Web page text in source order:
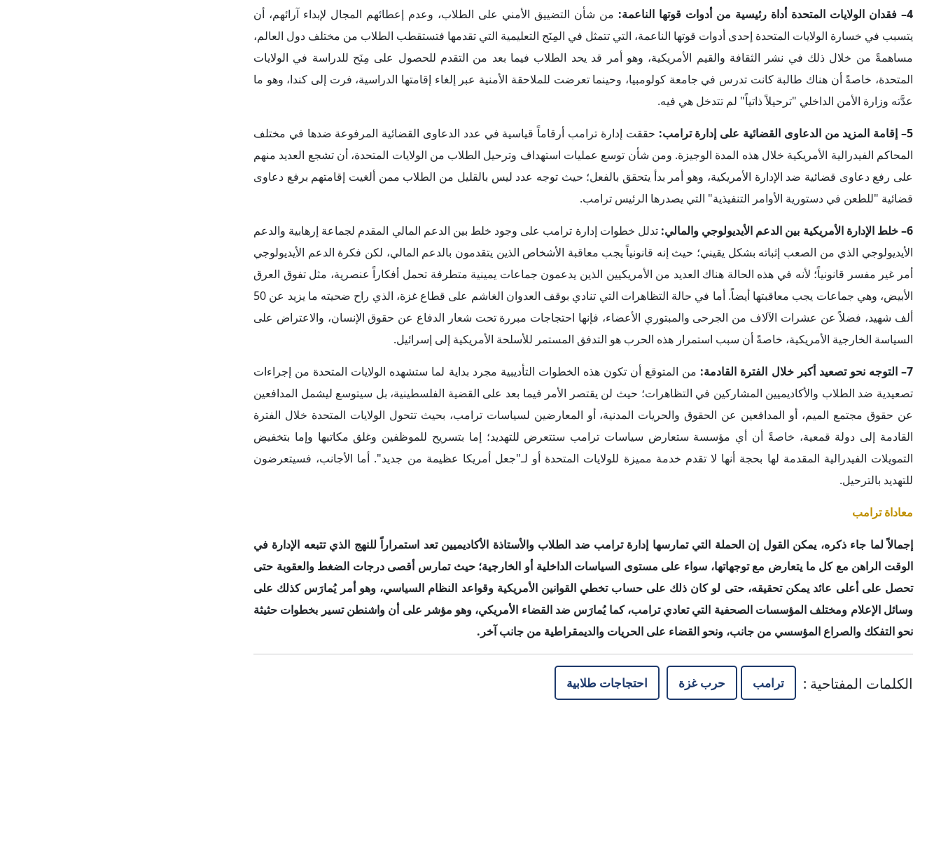
ألف شهيد، فضلاً عن عشرات الآلاف من الجرحى والمبتوري الأعضاء، فإنها احتجاجات مبررة تحت شعار الدفاع عن حقوق الإنسان، والاعتراض على
السياسة الخارجية الأمريكية، خاصةً أن سبب استمرار هذه الحرب هو التدفق المستمر للأسلحة الأمريكية إلى إسرائيل.
7– التوجه نحو تصعيد أكبر خلال الفترة القادمة:
من المتوقع أن تكون هذه الخطوات التأديبية مجرد بداية لما ستشهده الولايات المتحدة من إجراءات
تصعيدية ضد الطلاب والأكاديميين المشاركين في التظاهرات؛ حيث لن يقتصر الأمر فيما بعد على القضية الفلسطينية، بل سيتوسع ليشمل المدافعين
القادمة إلى دولة قمعية، خاصةً أن أي مؤسسة ستعارض سياسات ترامب ستتعرض للتهديد؛ إما بتسريح للموظفين وغلق مكاتبها وإما بتخفيض
التمويلات الفيدرالية المقدمة لها بحجة أنها لا تقدم خدمة مميزة للولايات المتحدة أو لـ"جعل أمريكا عظيمة من جديد". أما الأجانب، فسيتعرضون
للتهديد بالترحيل.
إجمالاً لما جاء ذكره، يمكن القول إن الحملة التي تمارسها إدارة ترامب ضد الطلاب والأستاذة الأكاديميين تعد استمراراً للنهج الذي تتبعه الإدارة في
الوقت الراهن مع كل ما يتعارض مع توجهاتها، سواء على مستوى السياسات الداخلية أو الخارجية؛ حيث تمارس أقصى درجات الضغط والعقوبة حتى
تحصل على أعلى عائد يمكن تحقيقه، حتى لو كان ذلك على حساب تخطي القوانين الأمريكية وقواعد النظام السياسي، وهو أمر يُمارَس كذلك على
وسائل الإعلام ومختلف المؤسسات الصحفية التي تعادي ترامب، كما يُمارَس ضد القضاء الأمريكي، وهو مؤشر على أن واشنطن تسير بخطوات حثيثة
نحو التفكك والصراع المؤسسي من جانب، ونحو القضاء على الحريات والديمقراطية من جانب آخر.
الكلمات المفتاحية: ترامب حرب غزة احتجاجات طلابية